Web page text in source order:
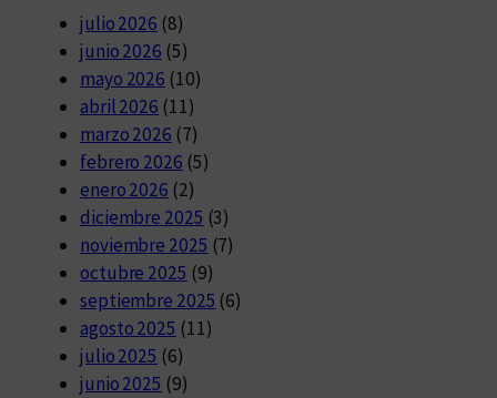
julio 2026 (8)
junio 2026 (5)
mayo 2026 (10)
abril 2026 (11)
marzo 2026 (7)
febrero 2026 (5)
enero 2026 (2)
diciembre 2025 (3)
noviembre 2025 (7)
octubre 2025 (9)
septiembre 2025 (6)
agosto 2025 (11)
julio 2025 (6)
junio 2025 (9)